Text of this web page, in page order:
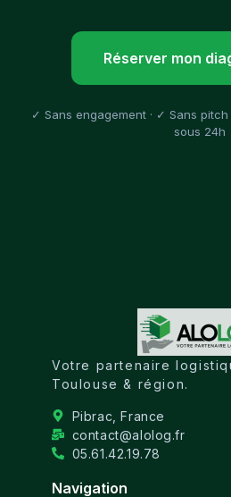
Réserver mon
✓ Sans engagement · ✓ Sans
sous 24h
Votre partenaire
Toulouse & région.
Pibrac, France
contact@alolog.fr
05.61.42.19.78
Navigation